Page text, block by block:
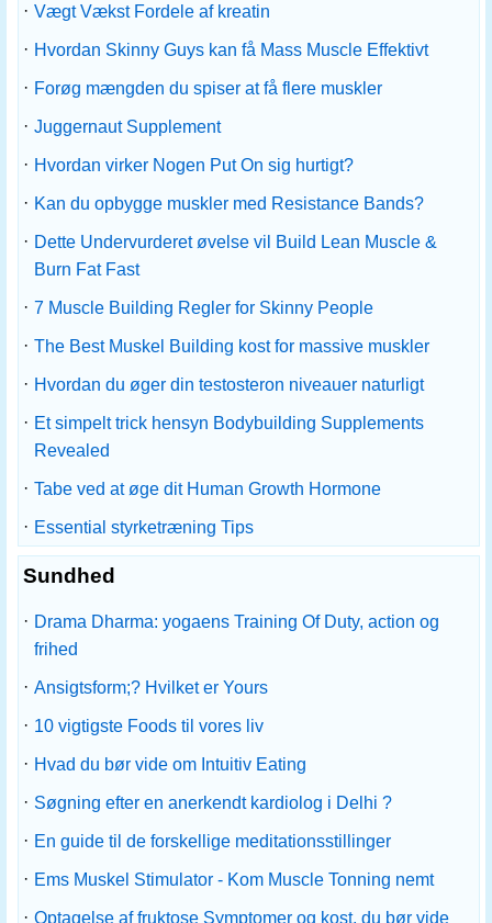
· Vægt Vækst Fordele af kreatin
· Hvordan Skinny Guys kan få Mass Muscle Effektivt
· Forøg mængden du spiser at få flere muskler
· Juggernaut Supplement
· Hvordan virker Nogen Put On sig hurtigt?
· Kan du opbygge muskler med Resistance Bands?
· Dette Undervurderet øvelse vil Build Lean Muscle &
Burn Fat Fast
· 7 Muscle Building Regler for Skinny People
· The Best Muskel Building kost for massive muskler
· Hvordan du øger din testosteron niveauer naturligt
· Et simpelt trick hensyn Bodybuilding Supplements
Revealed
· Tabe ved at øge dit Human Growth Hormone
· Essential styrketræning Tips
Sundhed
· Drama Dharma: yogaens Training Of Duty, action og
frihed
· Ansigtsform;? Hvilket er Yours
· 10 vigtigste Foods til vores liv
· Hvad du bør vide om Intuitiv Eating
· Søgning efter en anerkendt kardiolog i Delhi ?
· En guide til de forskellige meditationsstillinger
· Ems Muskel Stimulator - Kom Muscle Tonning nemt
· Optagelse af fruktose Symptomer og kost, du bør vide